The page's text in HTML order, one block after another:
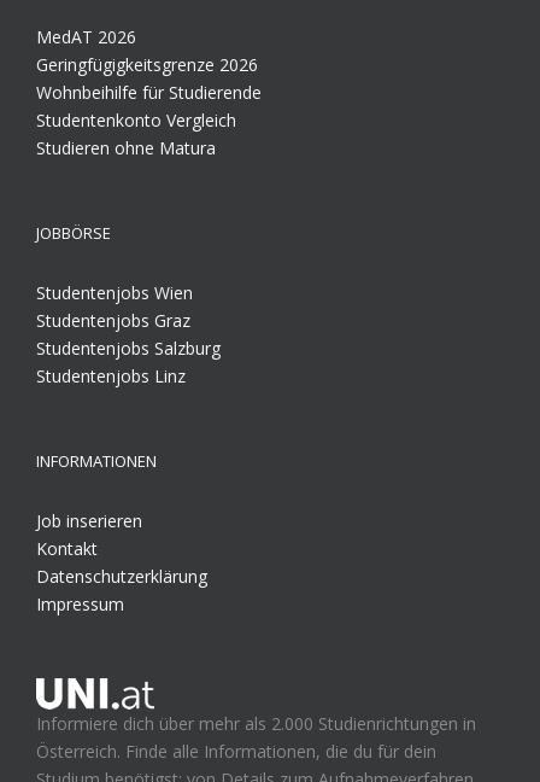
MedAT 2026
Geringfügigkeitsgrenze 2026
Wohnbeihilfe für Studierende
Studentenkonto Vergleich
Studieren ohne Matura
JOBBÖRSE
Studentenjobs Wien
Studentenjobs Graz
Studentenjobs Salzburg
Studentenjobs Linz
INFORMATIONEN
Job inserieren
Kontakt
Datenschutzerklärung
Impressum
Informiere dich über mehr als 2.000 Studienrichtungen in
Österreich. Finde alle Informationen, die du für dein